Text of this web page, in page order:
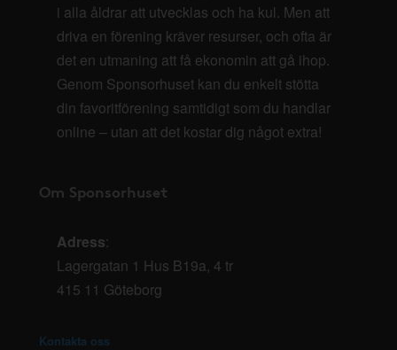
i alla åldrar att utvecklas och ha kul. Men att
driva en förening kräver resurser, och ofta är
det en utmaning att få ekonomin att gå ihop.
Genom Sponsorhuset kan du enkelt stötta
din favoritförening samtidigt som du handlar
online – utan att det kostar dig något extra!
Om Sponsorhuset
Adress:
Lagergatan 1 Hus B19a, 4 tr
415 11 Göteborg
Kontakta oss